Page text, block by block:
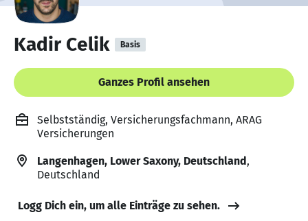
Kadir Celik Basis
Ganzes Profil ansehen
Selbstständig, Versicherungsfachmann, ARAG
Versicherungen
Langenhagen, Lower Saxony, Deutschland,
Deutschland
Logg Dich ein, um alle Einträge zu sehen.